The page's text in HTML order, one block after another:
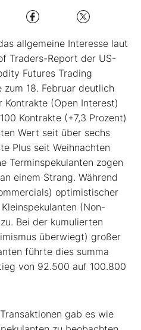
allgemeine Interesse laut
Traders-Report der US-
Futures Trading
zum 18. Februar deutlich
Kontrakte (Open Interest)
Kontrakte (+7,3 Prozent)
Wert seit über sechs
Plus seit Weihnachten
Terminspekulanten zogen
einem Strang. Während
optimistischer
(Non-
Bei der kumulierten
überwiegt) großer
führte dies summa
von 92.500 auf 100.800
gab es wie